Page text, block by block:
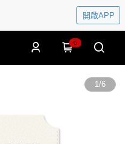
開啟APP
0
1/6